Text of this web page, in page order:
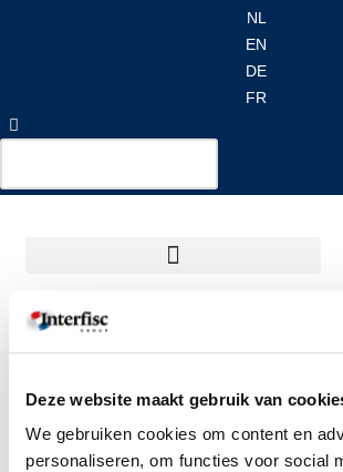
Deze website maakt gebruik van
We gebruiken cookies om content en
personaliseren, om functies voor social
inhoud
NL
EN
DE
FR
Ellen Carstens
Payroll Nederland